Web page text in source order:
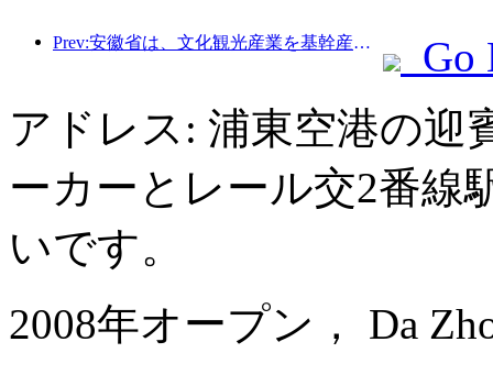
Prev:安徽省は、文化観光産業を基幹産業に育てることを目指した「第15次5カ年計画」案を発表した。
Go
アドレス: 浦東空港の迎
ーカーとレール交2番線
いです。
2008年オープン， Da